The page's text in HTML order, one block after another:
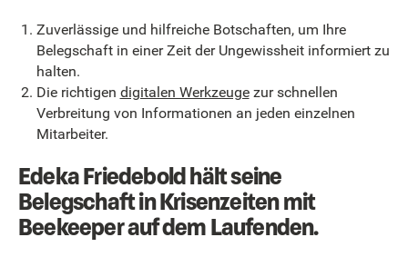
Zuverlässige und hilfreiche Botschaften, um Ihre
Belegschaft in einer Zeit der Ungewissheit informiert zu
halten.
Die richtigen digitalen Werkzeugezur schnellen
Verbreitung von Informationen an jeden einzelnen
Mitarbeiter.
Edeka Friedebold hält seine
Belegschaft in Krisenzeiten mit
Beekeeper auf dem Laufenden.